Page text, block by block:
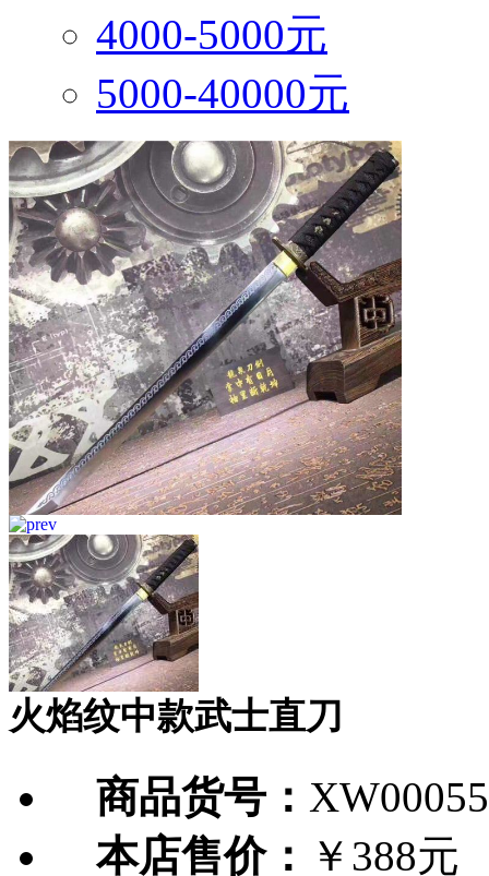
4000-5000元
5000-40000元
火焰纹中款武士直刀
商品货号：
本店售价： ￥388元